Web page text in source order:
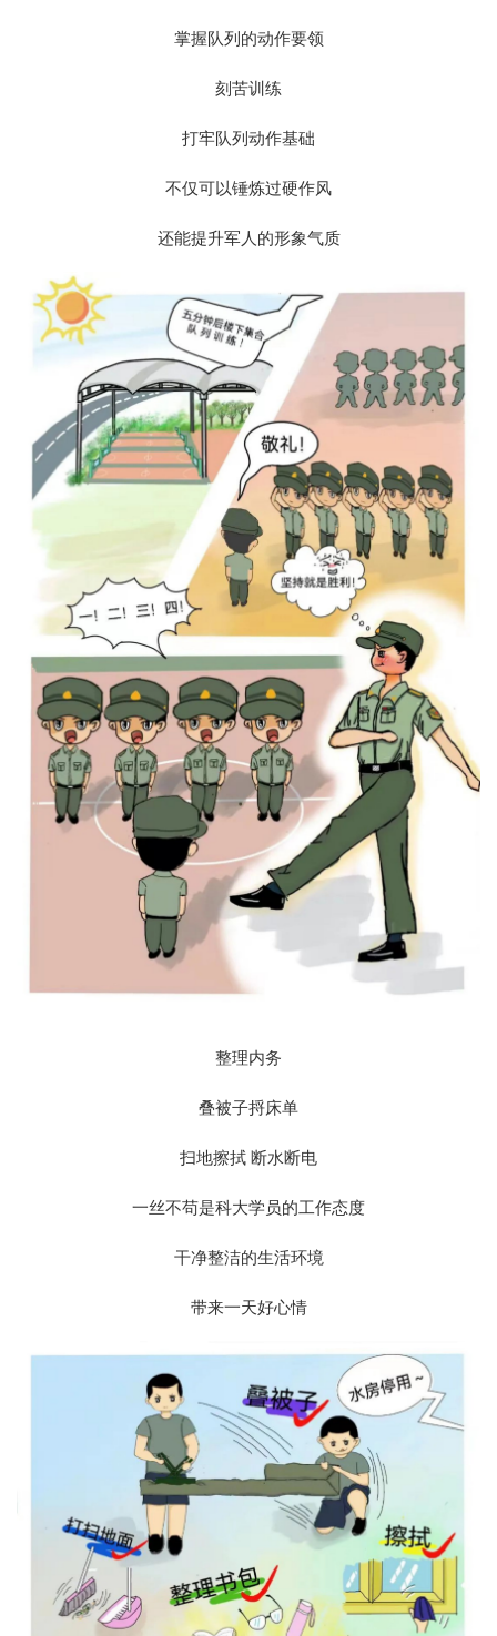
掌握队列的动作要领
刻苦训练
打牢队列动作基础
不仅可以锤炼过硬作风
还能提升军人的形象气质
整理内务
叠被子捋床单
扫地擦拭 断水断电
一丝不苟是科大学员的工作态度
干净整洁的生活环境
带来一天好心情